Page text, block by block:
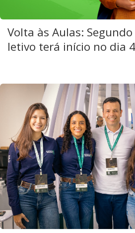
Volta às Aulas:
letivo terá início no dia